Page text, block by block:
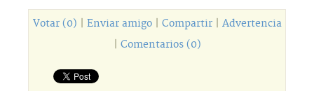
Votar (0) Enviar amigo| Compartir| Advertencia
Comentarios (0)